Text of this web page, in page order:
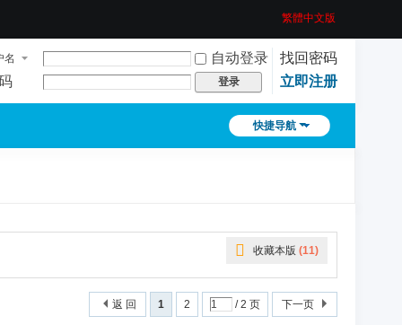
繁體中文版
名 自动登录
找回密码
登录 立即注册
快捷导航
收藏本版 (11)
1 2 / 2 页 下一页
返 回